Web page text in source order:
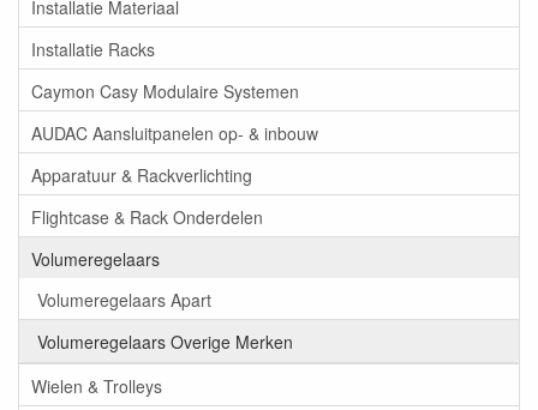
Installatie Materiaal
Installatie Racks
Caymon Casy Modulaire Systemen
AUDAC Aansluitpanelen op- & inbouw
Apparatuur & Rackverlichting
Flightcase & Rack Onderdelen
Volumeregelaars
Volumeregelaars Apart
Volumeregelaars Overige Merken
Wielen & Trolleys